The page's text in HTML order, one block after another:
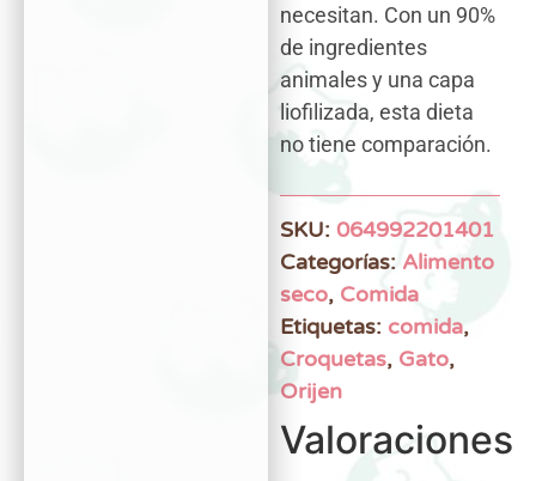
necesitan. Con un 90%
de ingredientes
animales y una capa
liofilizada, esta dieta
no tiene comparación.
SKU: 064992201401
Categorías: Alimento
seco, Comida
Etiquetas: comida,
Croquetas, Gato,
Orijen
Valoraciones